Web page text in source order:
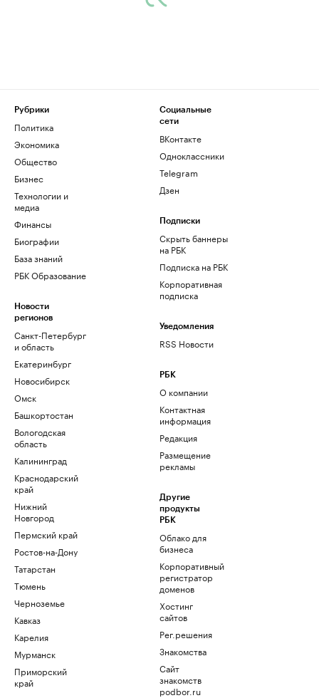
Рубрики
Политика
Экономика
Общество
Бизнес
Технологии и
медиа
Финансы
Биографии
База знаний
РБК Образование
Новости
регионов
Санкт-Петербург
и область
Екатеринбург
Новосибирск
Омск
Башкортостан
Вологодская
область
Калининград
Краснодарский
край
Нижний
Новгород
Пермский край
Ростов-на-Дону
Татарстан
Тюмень
Черноземье
Кавказ
Карелия
Мурманск
Приморский
край
Социальные
сети
ВКонтакте
Одноклассники
Telegram
Дзен
Подписки
Скрыть баннеры
на РБК
Подписка на РБК
Корпоративная
подписка
Уведомления
RSS Новости
РБК
О компании
Контактная
информация
Редакция
Размещение
рекламы
Другие
продукты
РБК
Облако для
бизнеса
Корпоративный
регистратор
доменов
Хостинг
сайтов
Рег.решения
Знакомства
Сайт
знакомств
podbor.ru